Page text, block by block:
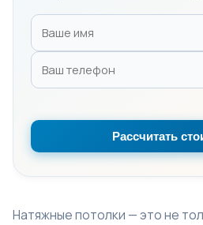
Рассчитать
Натяжные потолки — это не